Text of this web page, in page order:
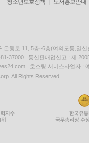
은행로 11, 5층~6층(여의도동,일신
81-37000 통신판매업신고 : 제
호스팅 서비스사업자 :
All Rights Reserved.